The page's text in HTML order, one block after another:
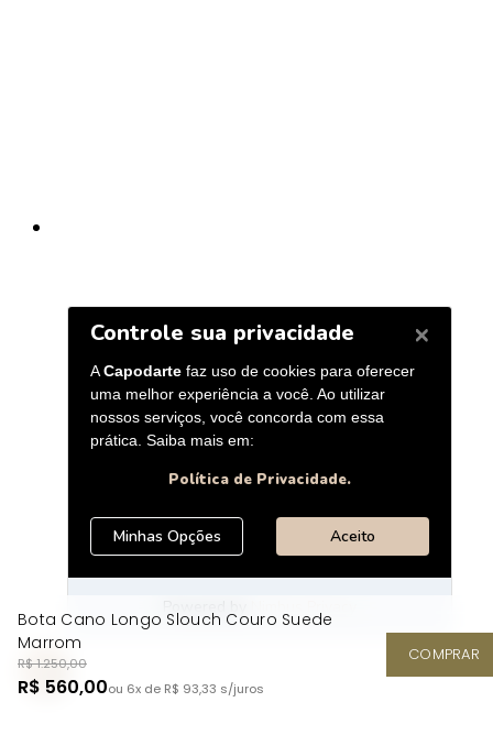
Bota Cano Longo Slouch Couro Suede
Marrom
R$ 1.250,00
R$ 560,00ou 6x de R$ 93,33 s/juros
COMPRAR